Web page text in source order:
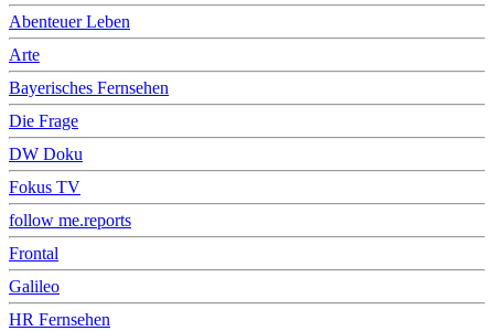
Abenteuer Leben
Arte
Bayerisches Fernsehen
Die Frage
DW Doku
Fokus TV
follow me.reports
Frontal
Galileo
HR Fernsehen